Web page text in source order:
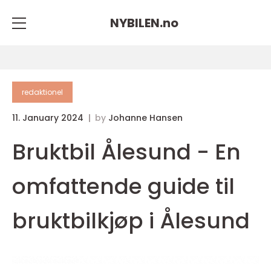
NYBILEN.no
redaktionel
11. January 2024 by Johanne Hansen
Bruktbil Ålesund - En
omfattende guide til
bruktbilkjøp i Ålesund